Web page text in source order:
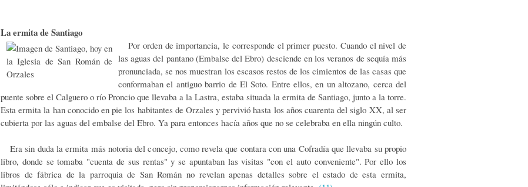
La ermita de Santiago
Por orden de importancia, le corresponde el primer puesto. Cuando el nivel de
las aguas del pantano (Embalse del Ebro) desciende en los veranos de sequía más
pronunciada, se nos muestran los escasos restos de los cimientos de las casas que
conformaban el antiguo barrio de El Soto. Entre ellos, en un altozano, cerca del
puente sobre el Calguero o río Proncio que llevaba a la Lastra, estaba situada la ermita de Santiago, junto a la torre.
Esta ermita la han conocido en pie los habitantes de Orzales y pervivió hasta los años cuarenta del siglo XX, al ser
cubierta por las aguas del embalse del Ebro. Ya para entonces hacía años que no se celebraba en ella ningún culto.
Era sin duda la ermita más notoria del concejo, como revela que contara con una Cofradía que llevaba su propio
libro, donde se tomaba "cuenta de sus rentas" y se apuntaban las visitas "con el auto conveniente". Por ello los
libros de fábrica de la parroquia de San Román no revelan apenas detalles sobre el estado de esta ermita,